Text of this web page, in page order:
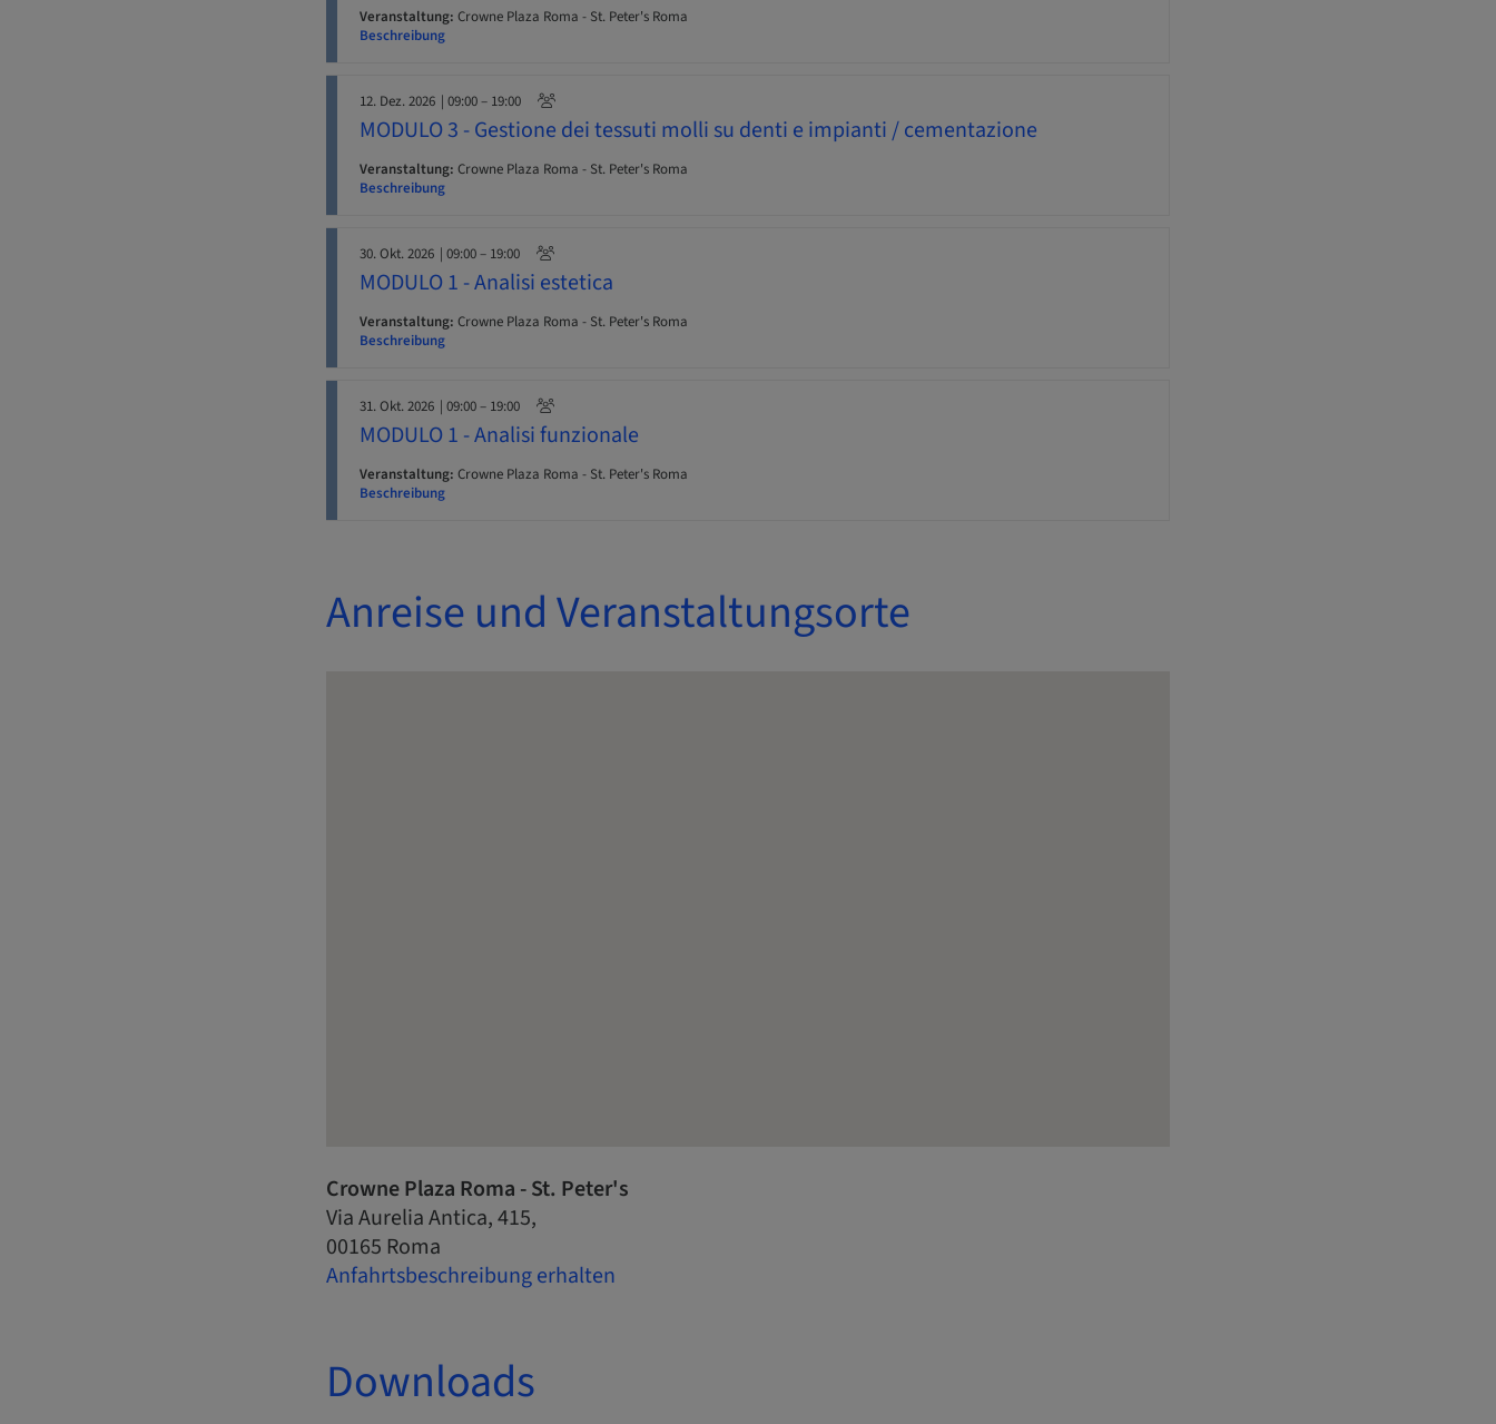
Veranstaltung: Crowne Plaza Roma - St. Peter's Roma
Beschreibung
12. Dez. 2026 | 09:00 – 19:00
MODULO 3 - Gestione dei tessuti molli su denti e impianti / cementazione
Veranstaltung: Crowne Plaza Roma - St. Peter's Roma
Beschreibung
30. Okt. 2026 | 09:00 – 19:00
MODULO 1 - Analisi estetica
Veranstaltung: Crowne Plaza Roma - St. Peter's Roma
Beschreibung
31. Okt. 2026 | 09:00 – 19:00
MODULO 1 - Analisi funzionale
Veranstaltung: Crowne Plaza Roma - St. Peter's Roma
Beschreibung
Anreise und Veranstaltungsorte
Crowne Plaza Roma - St. Peter's
Via Aurelia Antica, 415,
00165 Roma
Anfahrtsbeschreibung erhalten
Downloads